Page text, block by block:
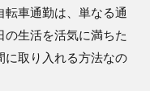
車通勤は、単なる通
生活を活気に満ちた
に取り入れる方法なの